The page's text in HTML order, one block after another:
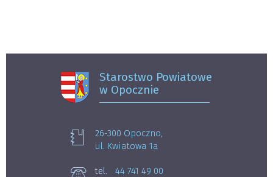
Starostwo Powiatowe
w Opocznie
26-300 Opoczno,
ul. Kwiatowa 1a
tel.
44 741 49 00